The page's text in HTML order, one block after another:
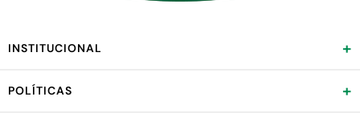
INSTITUCIONAL +
POLÍTICAS +